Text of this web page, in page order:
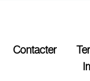
Contacter